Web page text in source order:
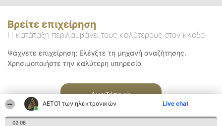
ΑΕΤΟΊ των ηλεκτρονικών Live chat
02:08
Βρείτε επιχείρηση
Η κατάταξη περιλαμβάνει τους καλύτερους στον κλάδο
Ψάχνετε επιχείρηση; Ελέγξτε τη μηχανή αναζήτησης.
Χρησιμοποιήστε την καλύτερη υπηρεσία
Αναζήτηση